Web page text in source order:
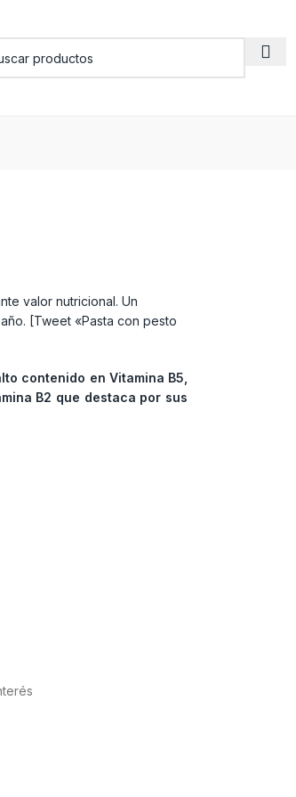
valor nutricional. Un
[Tweet «Pasta con pesto
contenido en Vitamina B5,
B2 que destaca por sus